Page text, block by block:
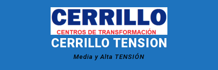
CERRILLO TENSION
Media y Alta TENSIÓN